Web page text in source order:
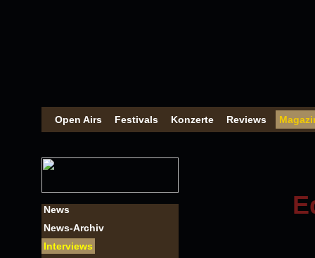
Open Airs Festivals Konzerte Reviews
News
News-Archiv
Interviews